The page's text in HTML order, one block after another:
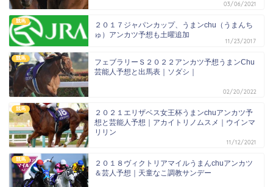
03/06/2021
競馬
２０１７ジャパンカップ、うまンchu（うまんち
ゅ）アンカツ予想も土曜追加
11/23/2017
競馬
フェブラリーＳ２０２２アンカツ予想うまンChu
芸能人予想と出馬表｜ソダシ｜
02/20/2022
競馬
２０２１エリザベス女王杯うまンchuアンカツ予
想と芸能人予想｜アカイトリノムスメ｜ウインマ
リリン
11/12/2021
競馬
２０１８ヴィクトリアマイルうまんchuアンカツ
＆芸人予想｜天童なこ調教サンデー